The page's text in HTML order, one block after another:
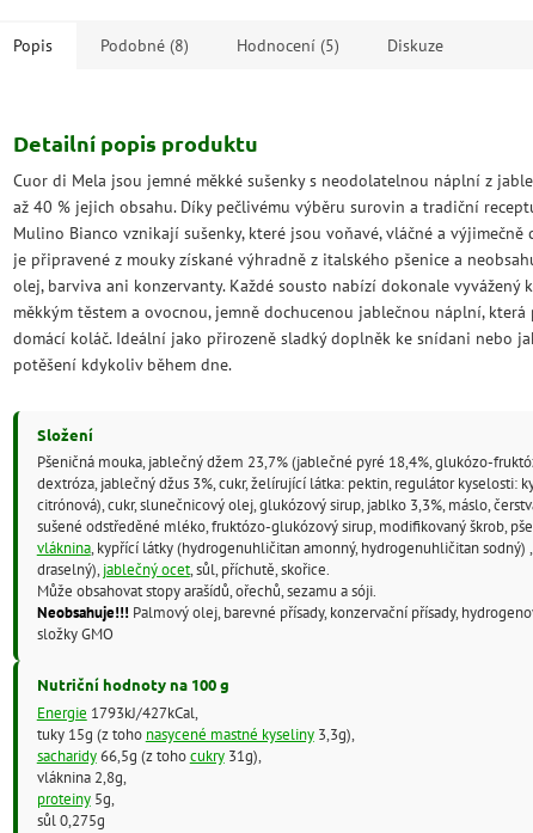
Popis Podobné (8) Hodnocení (5) Diskuze
Detailní popis produktu
Cuor di Mela jsou jemné měkké sušenky s neodolatelnou náplní z
až 40 % jejich obsahu. Díky pečlivému výběru surovin a tradiční
Mulino Bianco vznikají sušenky, které jsou voňavé, vláčné a výjimečně
je připravené z mouky získané výhradně z italského pšenice a
olej, barviva ani konzervanty. Každé sousto nabízí dokonale vyvážený
měkkým těstem a ovocnou, jemně dochucenou jablečnou náplní, která
domácí koláč. Ideální jako přirozeně sladký doplněk ke snídani nebo
potěšení kdykoliv během dne.
Složení
Pšeničná mouka, jablečný džem 23,7% (jablečné pyré 18,4%, glukózo-
dextróza, jablečný džus 3%, cukr, želírující látka: pektin, regulátor kyselosti:
citrónová), cukr, slunečnicový olej, glukózový sirup, jablko 3,3%, máslo,
sušené odstředěné mléko, fruktózo-glukózový sirup, modifikovaný škrob,
vláknina, kypřící látky (hydrogenuhličitan amonný, hydrogenuhličitan sodný)
draselný), jablečný ocet, sůl, příchutě, skořice.
Může obsahovat stopy arašídů, ořechů, sezamu a sóji.
Neobsahuje!!! Palmový olej, barevné přísady, konzervační přísady,
složky GMO
Nutriční hodnoty na 100 g
Energie 1793kJ/427kCal,
tuky 15g (z toho nasycené mastné kyseliny3,3g),
sacharidy66,5g (z tohocukry31g),
vláknina 2,8g,
proteiny5g,
sůl 0,275g